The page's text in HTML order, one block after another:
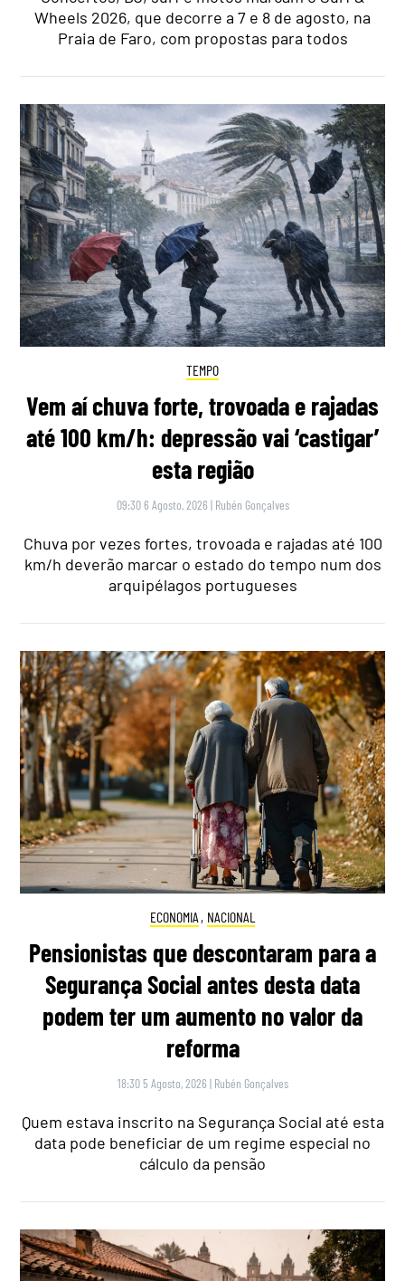
Wheels 2026, que decorre a 7 e 8 de agosto, na
Praia de Faro, com propostas para todos
TEMPO
Vem aí chuva forte, trovoada e rajadas
até 100 km/h: depressão vai ‘castigar’
esta região
09:30 6 Agosto, 2026 | Rubén Gonçalves
Chuva por vezes fortes, trovoada e rajadas até 100
km/h deverão marcar o estado do tempo num dos
arquipélagos portugueses
ECONOMIA , NACIONAL
Pensionistas que descontaram para a
Segurança Social antes desta data
podem ter um aumento no valor da
reforma
18:30 5 Agosto, 2026 | Rubén Gonçalves
Quem estava inscrito na Segurança Social até esta
data pode beneficiar de um regime especial no
cálculo da pensão